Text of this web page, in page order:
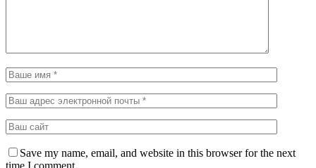
Save my name, email, and website in this browser for the next
time I comment.